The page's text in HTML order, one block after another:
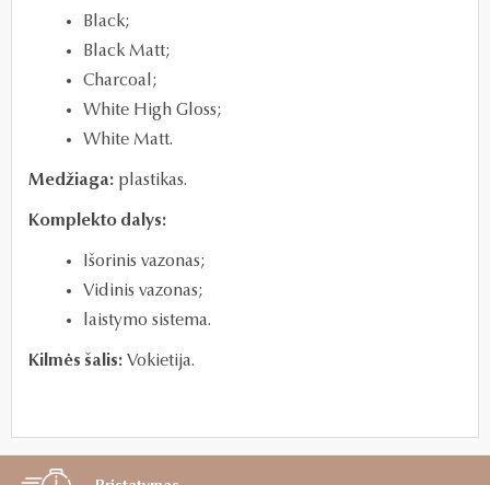
Black;
Black Matt;
Charcoal;
White High Gloss;
White Matt.
Medžiaga: plastikas.
Komplekto dalys:
Išorinis vazonas;
Vidinis vazonas;
laistymo sistema.
Kilmės šalis: Vokietija.